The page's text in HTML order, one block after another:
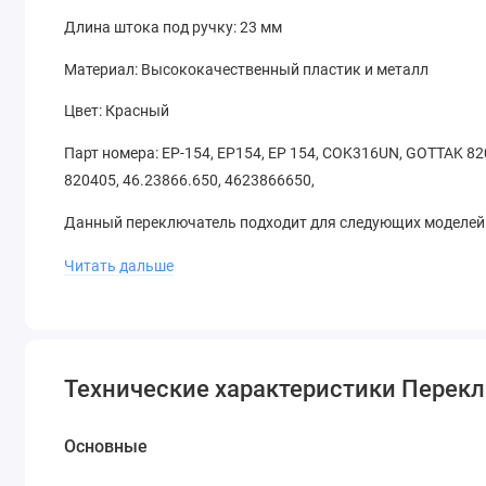
Длина штока под ручку: 23 мм
Материал: Высококачественный пластик и металл
Цвет: Красный
Парт номера: EP-154, EP154, EP 154, COK316UN, GOTTAK
820405, 46.23866.650, 4623866650,
Данный переключатель подходит для следующих
FCCW510698 FCEB510846 SEG1.60SZpIv set EHH1.60BL
FCMW61001010 FCMW61001010 FCCW51004010
FCMW51001010 FCMB51001010 FCMW51003010
Читать дальше
Технические характеристики
Основные